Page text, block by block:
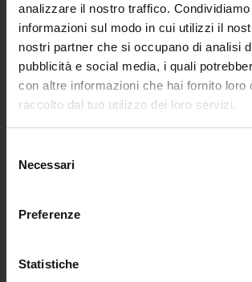
analizzare il nostro traffico.
informazioni sul modo in cui utilizzi il
nostri partner che si occupano di analisi
pubblicità e social media, i quali
con altre informazioni che hai fornito loro
raccolto dal tuo utilizzo dei loro servizi.
delNecessari
Preferenze
Statistiche
Log in
Sign up